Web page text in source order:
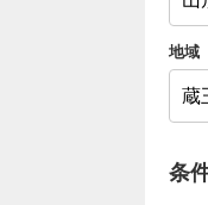
地域
条